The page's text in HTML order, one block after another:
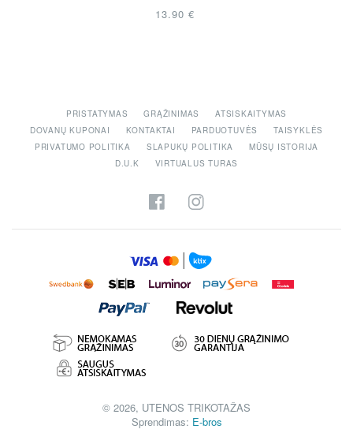
13.90 €
PRISTATYMAS GRĄŽINIMAS
ATSISKAITYMAS
DOVANŲ KUPONAI
KONTAKTAI PARDUOTUVĖS
TAISYKLĖS
PRIVATUMO POLITIKA
SLAPUKŲ POLITIKA
MŪSŲ ISTORIJA
D.U.K
VIRTUALUS TURAS
© 2026, UTENOS TRIKOTAŽAS
Sprendimas: E-bros